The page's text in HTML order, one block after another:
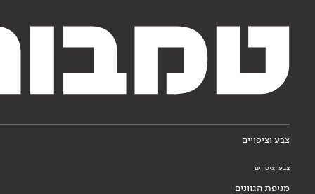
צבע וציפויים
צבע וציפויים
מניפת הגוונים